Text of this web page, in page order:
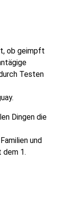
ob geimpft
Testen
Dingen die
und
dem 1.